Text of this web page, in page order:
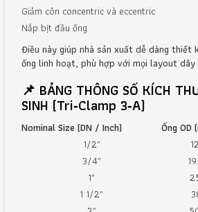
Giảm côn concentric và eccentric
Nắp bịt đầu ống
Điều này giúp nhà sản xuất dễ dàng thiết
ống linh hoạt, phù hợp với mọi layout dây
📌 BẢNG THÔNG SỐ KÍCH
SINH (Tri‑Clamp 3‑A)
Nominal Size (DN / Inch) Ống OD
1/2″
3/4″
1″
1 1/2″